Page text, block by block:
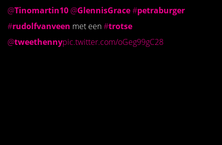
@Tinomartin10 @GlennisGrace#petraburger
#rudolfvanveen met een#trotse
@tweethennypic.twitter.com/oGeg99gC28